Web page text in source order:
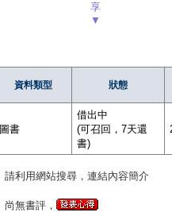
享
▼
資料類型 狀態
圖書
借出中
(可召回，7天還
書)
請利用網站搜尋，連結內容簡介
尚無書評，